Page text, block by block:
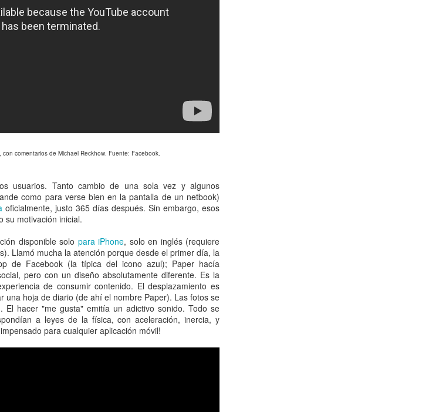
comentarios de Michael Reckhow. Fuente: Facebook.
usuarios. Tanto cambio de una sola vez y algunos
como para verse bien en la pantalla de un netbook)
oficialmente, justo 365 días después. Sin embargo, esos
su motivación inicial.
disponible solo para iPhone, solo en inglés (requiere
Llamó mucha la atención porque desde el primer día, la
de Facebook (la típica del icono azul); Paper hacía
pero con un diseño absolutamente diferente. Es la
de consumir contenido. El desplazamiento es
una hoja de diario (de ahí el nombre Paper). Las fotos se
hacer "me gusta" emitía un adictivo sonido. Todo se
a leyes de la física, con aceleración, inercia, y
para cualquier aplicación móvil!